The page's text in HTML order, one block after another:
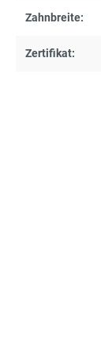
Zahnbreite:
Zertifikat: